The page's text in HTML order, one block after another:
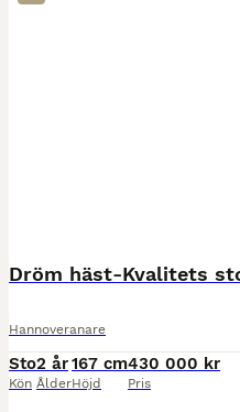
Dröm häst-Kvalitets
Hannoveranare
Sto
Kön
2 år
Ålder
167 cm
Höjd
430 000 kr
Pris